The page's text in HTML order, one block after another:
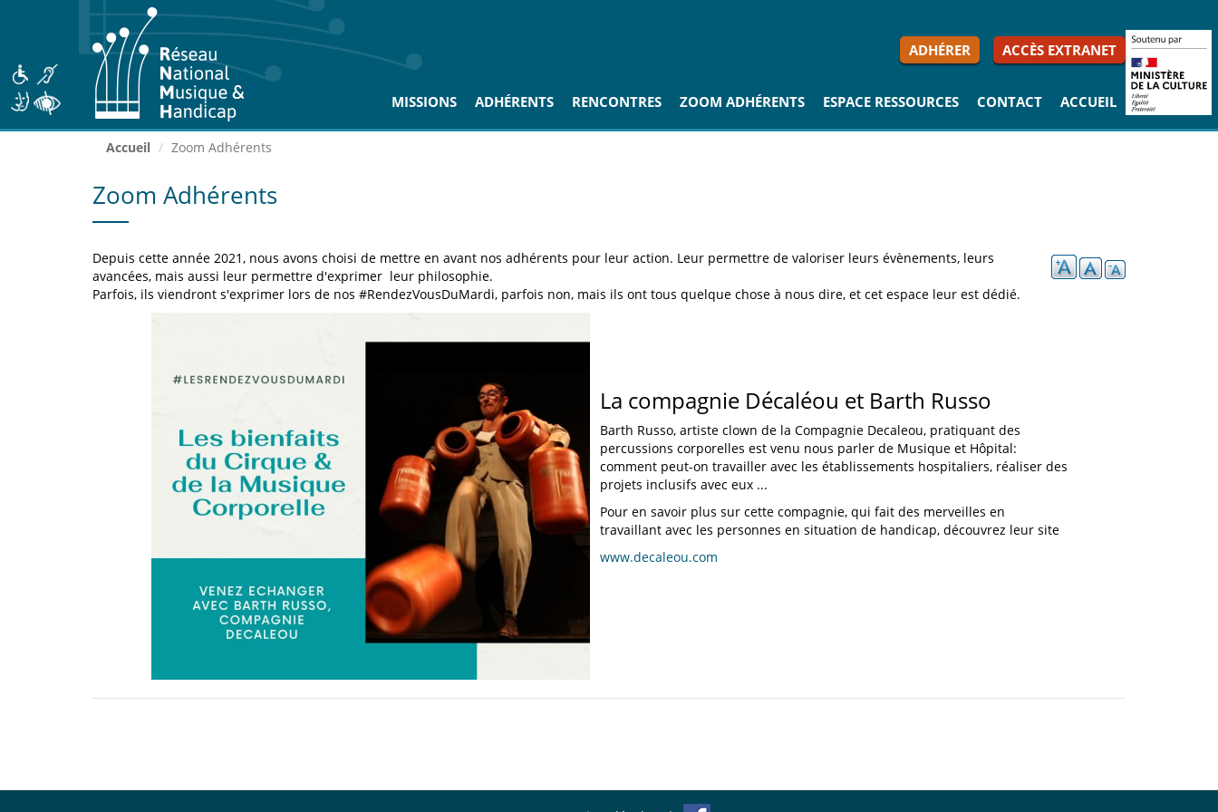
principal
MISSIONS ADHÉRENTS RENCONTRES ZOOM ADHÉRENTS ESPACE RESSOURCES CONTACT ACCUEIL
ADHÉRER ACCÈS EXTRANET
Accueil Zoom Adhérents
Zoom Adhérents
Depuis cette année 2021, nous avons choisi de mettre en avant nos adhérents pour leur action. Leur permettre de valoriser leurs évènements, leurs
avancées, mais aussi leur permettre d'exprimer leur philosophie.
Parfois, ils viendront s'exprimer lors de nos #RendezVousDuMardi, parfois non, mais ils ont tous quelque chose à nous dire, et cet espace leur est dédié.
La compagnie Décaléou et Barth Russo
Barth Russo, artiste clown de la Compagnie Decaleou, pratiquant des
percussions corporelles est venu nous parler de Musique et Hôpital:
comment peut-on travailler avec les établissements hospitaliers, réaliser des
projets inclusifs avec eux ...
Pour en savoir plus sur cette compagnie, qui fait des merveilles en
travaillant avec les personnes en situation de handicap, découvrez leur site
www.decaleou.com